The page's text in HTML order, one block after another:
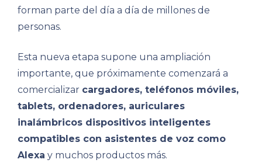
forman parte del día a día de millones de
personas.
Esta nueva etapa supone una ampliación
importante, que próximamente comenzará a
comercializar cargadores, teléfonos móviles,
tablets, ordenadores, auriculares
inalámbricos dispositivos inteligentes
compatibles con asistentes de voz como
Alexa y muchos productos más.